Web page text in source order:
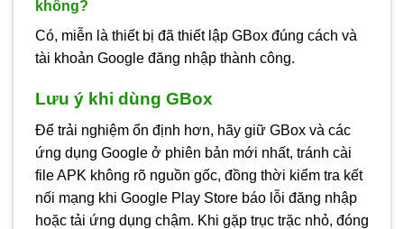
không?
Có, miễn là thiết bị đã thiết lập GBox đúng cách và
tài khoản Google đăng nhập thành công.
Lưu ý khi dùng GBox
Để trải nghiệm ổn định hơn, hãy giữ GBox và các
ứng dụng Google ở phiên bản mới nhất, tránh cài
file APK không rõ nguồn gốc, đồng thời kiểm tra kết
nối mạng khi Google Play Store báo lỗi đăng nhập
hoặc tải ứng dụng chậm. Khi gặp trục trặc nhỏ, đóng